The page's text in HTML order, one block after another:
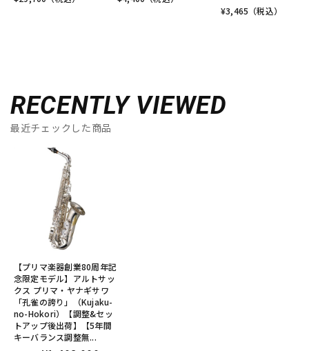
¥3,465 （税込）
RECENTLY VIEWED
最近チェックした商品
【プリマ楽器創業80周年記
念限定モデル】アルトサッ
クス プリマ・ヤナギサワ
「孔雀の誇り」（Kujaku-
no-Hokori）【調整&セッ
トアップ後出荷】【5年間
キーバランス調整無...